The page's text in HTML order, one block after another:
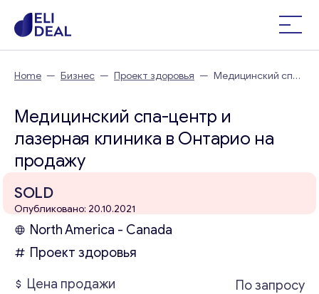
Home — Бизнес — Проект здоровья — Медицинский спа-
Медицинский спа-центр и
лазерная клиника в Онтарио на
продажу
SOLD
Опубликовано: 20.10.2021
North America - Canada
Проект здоровья
Цена продажи
По запросу